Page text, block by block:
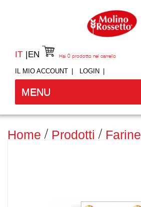
IT EN
IL MIO ACCOUNT LOGIN
Hai 0 prodotto nel carrello
MENU
Home Prodotti
Farine